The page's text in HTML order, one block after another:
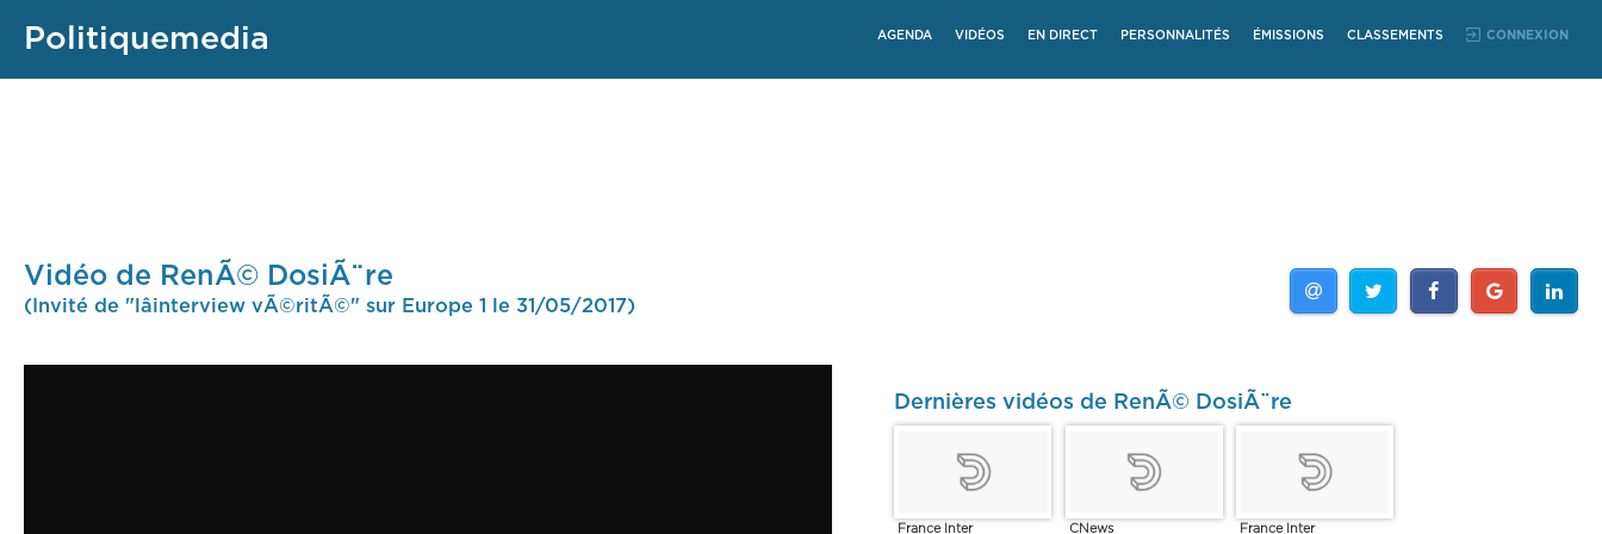
Politiquemedia AGENDA VIDÉOS EN DIRECT PERSONNALITÉS ÉMISSIONS CLASSEMENTS CONNEXION
Vidéo de RenÃ© DosiÃ¨re
(Invité de "lâinterview vÃ©ritÃ©" sur Europe 1 le 31/05/2017)
Dernières vidéos de RenÃ© DosiÃ¨re
France Inter CNews France Inter